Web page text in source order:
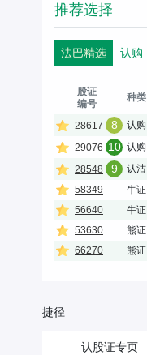
推荐选择
法巴精选 认购
股证
编号
种类
28617
8 认购
29076 10 认购
28548
9 认沽
58349
牛证
56640
牛证
53630
熊证
66270
熊证
捷径
认股证专页